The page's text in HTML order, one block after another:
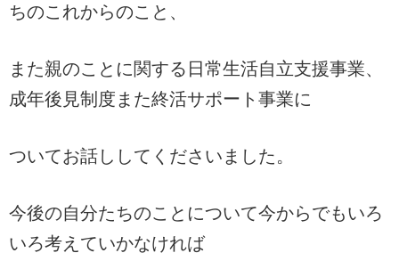
ちのこれからのこと、
また親のことに関する日常生活自立支援事業、
成年後見制度また終活サポート事業に
ついてお話ししてくださいました。
今後の自分たちのことについて今からでもいろ
いろ考えていかなければ